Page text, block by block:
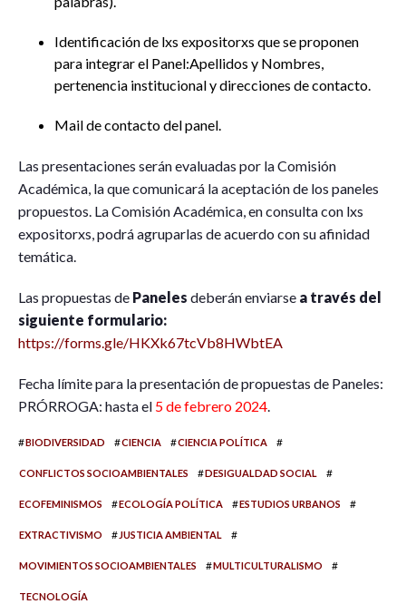
Identificación de lxs expositorxs que se proponen
para integrar el Panel:Apellidos y Nombres,
pertenencia institucional y direcciones de contacto.
Mail de contacto del panel.
Las presentaciones serán evaluadas por la Comisión
Académica, la que comunicará la aceptación de los paneles
propuestos. La Comisión Académica, en consulta con lxs
expositorxs, podrá agruparlas de acuerdo con su afinidad
temática.
Las propuestas de Paneles deberán enviarse a través del
siguiente formulario:
https://forms.gle/HKXk67tcVb8HWbtEA
Fecha límite para la presentación de propuestas de Paneles:
PRÓRROGA: hasta el 5 de febrero 2024.
#BIODIVERSIDAD #CIENCIA #CIENCIA POLÍTICA #
CONFLICTOS SOCIOAMBIENTALES #DESIGUALDAD SOCIAL #
ECOFEMINISMOS #ECOLOGÍA POLÍTICA #ESTUDIOS URBANOS #
EXTRACTIVISMO #JUSTICIA AMBIENTAL #
MOVIMIENTOS SOCIOAMBIENTALES #MULTICULTURALISMO #
TECNOLOGÍA